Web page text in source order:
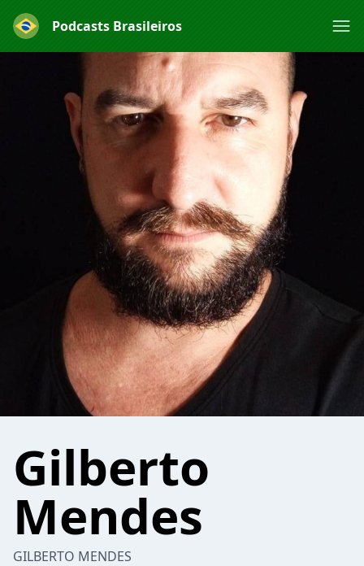
Podcasts Brasileiros
Gilberto
Mendes
GILBERTO MENDES